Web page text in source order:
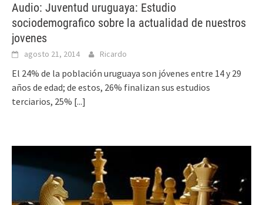
Audio: Juventud uruguaya: Estudio
sociodemografico sobre la actualidad de nuestros
jovenes
agosto 21, 2014 Ricardo
El 24% de la población uruguaya son jóvenes entre 14 y 29
años de edad; de estos, 26% finalizan sus estudios
terciarios, 25% [...]